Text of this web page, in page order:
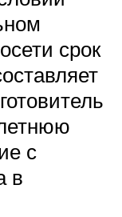
срок
с
в